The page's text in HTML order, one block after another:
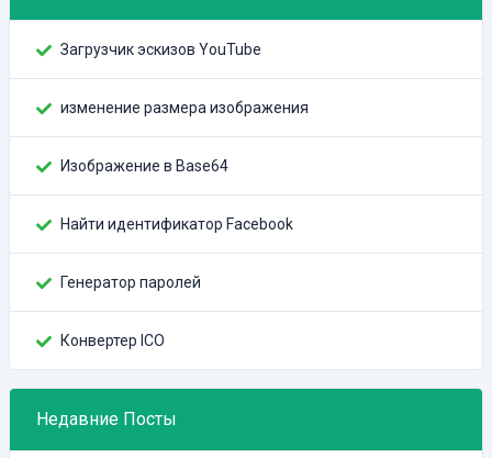
Загрузчик эскизов YouTube
изменение размера изображения
Изображение в Base64
Найти идентификатор Facebook
Генератор паролей
Конвертер ICO
Недавние Посты